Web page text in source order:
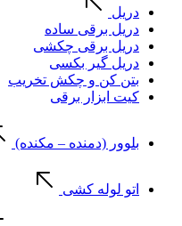
دریل
دریل برقی ساده
دریل برقی چکشی
دریل گیر بکسی
بتن کن و چکش تخریب
کیت ابزار برقی
بلوور (دمنده – مکنده)
اتو لوله کشی